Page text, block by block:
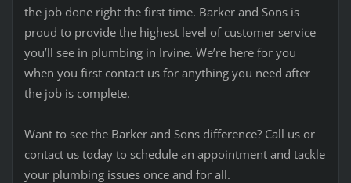
the job done right the first time. Barker and Sons is
proud to provide the highest level of customer service
you’ll see in plumbing in Irvine. We’re here for you
when you first contact us for anything you need after
the job is complete.
Want to see the Barker and Sons difference? Call us or
contact us today to schedule an appointment and tackle
your plumbing issues once and for all.